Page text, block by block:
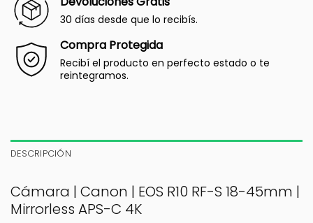
30 días desde que lo recibís.
Compra Protegida
Recibí el producto en perfecto estado o te
reintegramos.
DESCRIPCIÓN
Cámara | Canon | EOS R10 RF-S 18-45mm |
Mirrorless APS-C 4K